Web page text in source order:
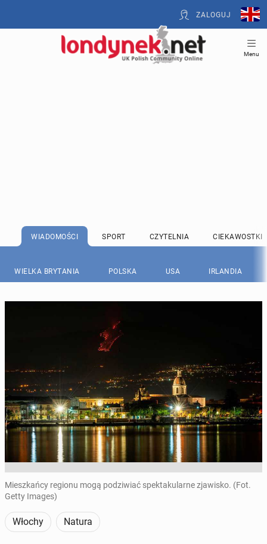
ZALOGUJ
Menu
WIADOMOŚCI SPORT CZYTELNIA CIEKAWOSTKI
WIELKA BRYTANIA POLSKA USA IRLANDIA
Mieszkańcy regionu mogą podziwiać spektakularne zjawisko. (Fot.
Getty Images)
Włochy Natura